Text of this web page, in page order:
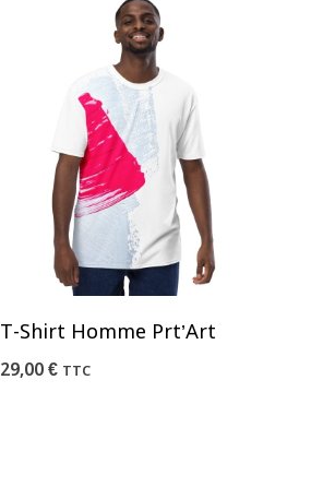
T-Shirt Homme Prt’Art
29,00€ TTC